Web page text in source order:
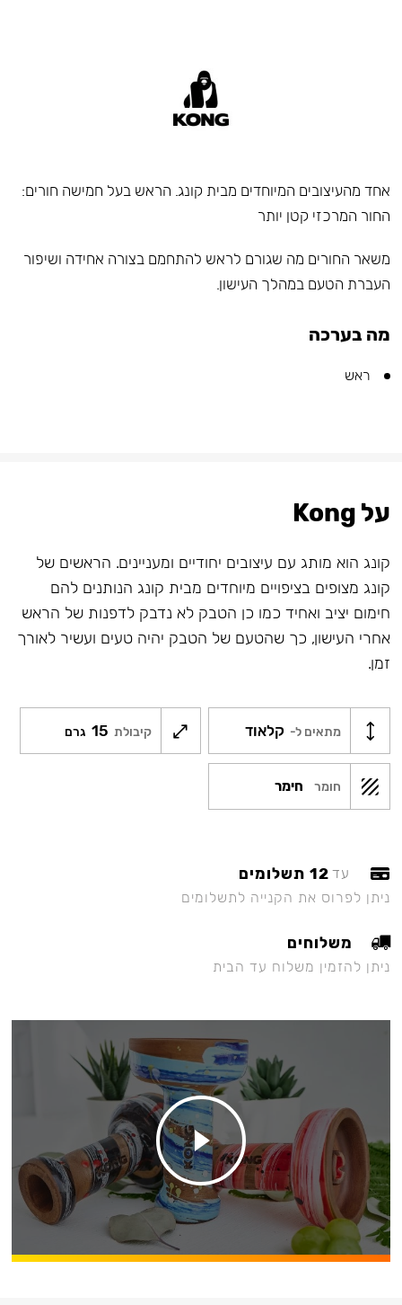
אחד מהעיצובים המיוחדים מבית קונג. הראש בעל חמישה חורים:
החור המרכזי קטן יותר
משאר החורים מה שגורם לראש להתחמם בצורה אחידה ושיפור
העברת הטעם במהלך העישון.
מה בערכה
ראש
על Kong
קונג הוא מותג עם עיצובים יחודיים ומעניינים. הראשים של
קונג מצופים בציפויים מיוחדים מבית קונג הנותנים להם
חימום יציב ואחיד כמו כן הטבק לא נדבק לדפנות של הראש
אחרי העישון, כך שהטעם של הטבק יהיה טעים ועשיר לאורך
זמן.
מתאים ל- קלאוד קיבולת 15 גרם
חומר חימר
עד 12 תשלומים
ניתן לפרוס את הקנייה לתשלומים
משלוחים
ניתן להזמין משלוח עד הבית